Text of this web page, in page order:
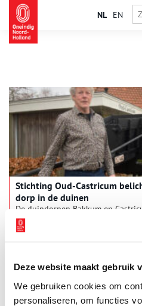
Deze website maakt gebruik
We gebruiken cookies om
personaliseren, om functies
NL EN
Stichting Oud-Castricum
dorp in de duinen
De duindorpen Bakkum en
actieve historische vereniging,
donateurs wordt ondersteund.
Noord-Holland ging op bezoek